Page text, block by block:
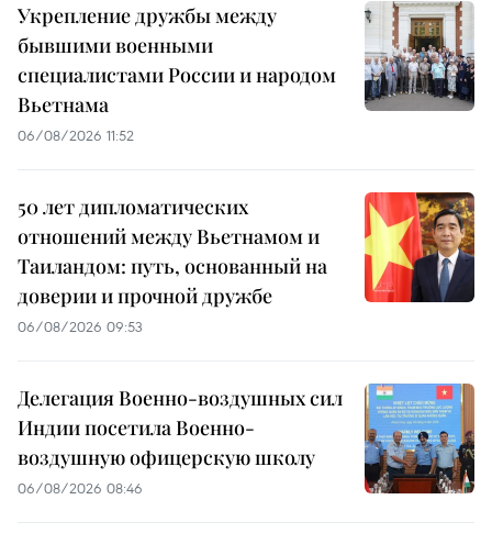
Укрепление дружбы между
бывшими военными
специалистами России и народом
Вьетнама
06/08/2026 11:52
50 лет дипломатических
отношений между Вьетнамом и
Таиландом: путь, основанный на
доверии и прочной дружбе
06/08/2026 09:53
Делегация Военно-воздушных сил
Индии посетила Военно-
воздушную офицерскую школу
06/08/2026 08:46